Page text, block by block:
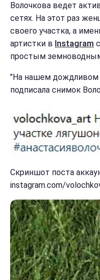
Волочкова ведет
сетях. На этот раз
своего участка, а
артистки в Instagram
простым
"На нашем дождливом
подписала снимок
Скриншот поста
instagram.com/